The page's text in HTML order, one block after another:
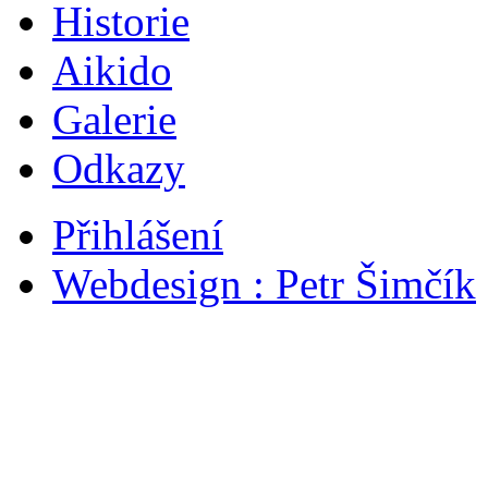
Historie
Aikido
Galerie
Odkazy
Přihlášení
Webdesign : Petr Šimčík